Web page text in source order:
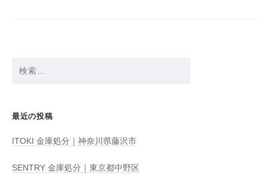
最近の投稿
ITOKI 金庫処分｜神奈川県藤沢市
SENTRY 金庫処分｜東京都中野区